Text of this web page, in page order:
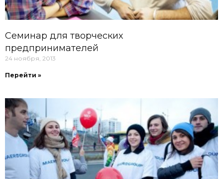
Семинар для творческих
предпринимателей
24 ноября, 2013
Перейти »